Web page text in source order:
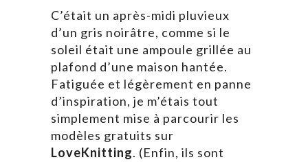
C’était un après-midi pluvieux
d’un gris noirâtre, comme si le
soleil était une ampoule grillée au
plafond d’une maison hantée.
Fatiguée et légèrement en panne
d’inspiration, je m’étais tout
simplement mise à parcourir les
modèles gratuits sur
LoveKnitting. (Enfin, ils sont